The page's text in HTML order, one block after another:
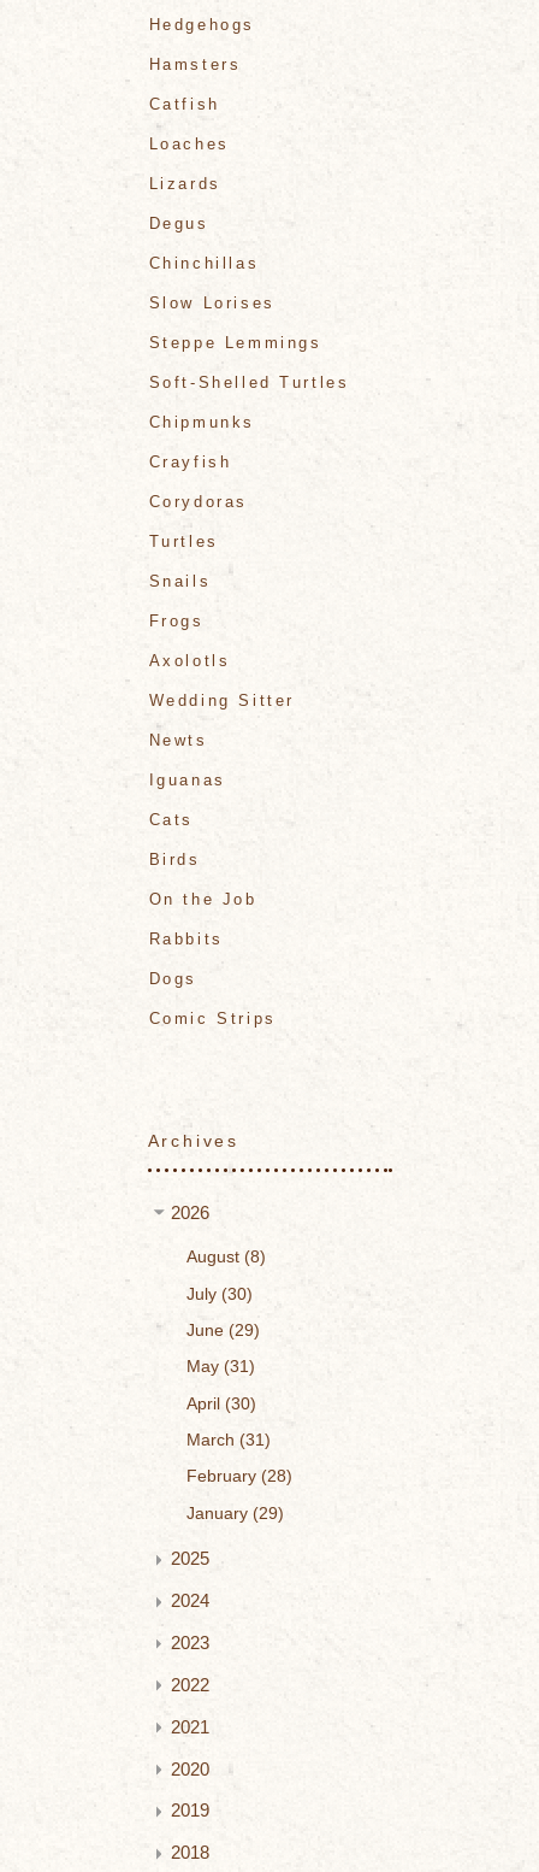
Hedgehogs
Hamsters
Catfish
Loaches
Lizards
Degus
Chinchillas
Slow Lorises
Steppe Lemmings
Soft-Shelled Turtles
Chipmunks
Crayfish
Corydoras
Turtles
Snails
Frogs
Axolotls
Wedding Sitter
Newts
Iguanas
Cats
Birds
On the Job
Rabbits
Dogs
Comic Strips
Archives
2026
August 8
July 30
June
29
May 31
April 30
March
31
February 28
January 29
2025
2024
2023
2022
2021
2020
2019
2018